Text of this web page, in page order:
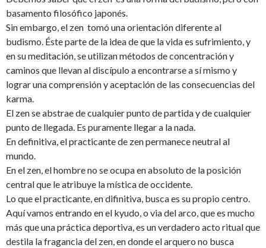
basamento filosófico japonés.
Sin embargo, el zen tomó una orientación diferente al
budismo. Éste parte de la idea de que la vida es sufrimiento, y
en su meditación, se utilizan métodos de concentración y
caminos que llevan al discípulo a encontrarse a sí mismo y
lograr una comprensión y aceptación de las consecuencias del
karma.
El zen se abstrae de cualquier punto de partida y de cualquier
punto de llegada. Es puramente llegar a la nada.
En definitiva, el practicante de zen permanece neutral al
mundo.
En el zen, el hombre no se ocupa en absoluto de la posición
central que le atribuye la mística de occidente.
Lo que el practicante, en difinitiva, busca es su propio centro.
Aquí vamos entrando en el kyudo, o via del arco, que es mucho
más que una práctica deportiva, es un verdadero acto ritual que
destila la fragancia del zen, en donde el arquero no busca